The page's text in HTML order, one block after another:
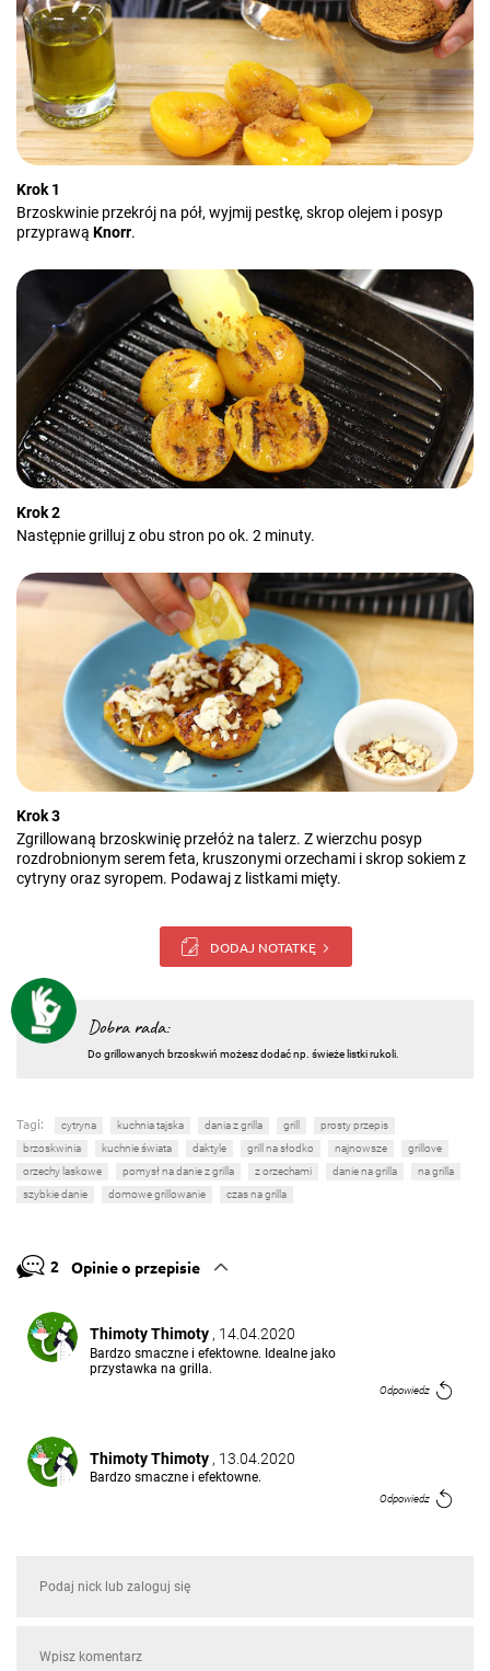
Krok 1
Brzoskwinie przekrój na pół, wyjmij pestkę, skrop olejem i posyp
przyprawą Knorr.
Krok 2
Następnie grilluj z obu stron po ok. 2 minuty.
Krok 3
Zgrillowaną brzoskwinię przełóż na talerz. Z wierzchu posyp
rozdrobnionym serem feta, kruszonymi orzechami i skrop sokiem z
cytryny oraz syropem. Podawaj z listkami mięty.
DODAJ NOTATKĘ
Dobra rada:
Do grillowanych brzoskwiń możesz dodać np. świeże listki rukoli.
Tagi: cytryna kuchnia tajska dania z grilla grill
prosty przepis
brzoskwinia
kuchnie świata daktyle grill na słodko najnowsze
grillove
orzechy laskowe
pomysł na danie z grilla z orzechami danie na grilla
na grilla
szybkie danie
domowe grillowanie czas na grilla
2 Opinie o przepisie
Thimoty Thimoty , 14.04.2020
Bardzo smaczne i efektowne. Idealne jako
przystawka na grilla.
Odpowiedz
Thimoty Thimoty , 13.04.2020
Bardzo smaczne i efektowne.
Odpowiedz